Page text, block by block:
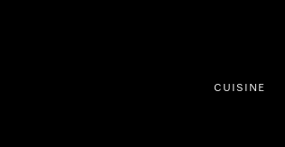
CUISINE